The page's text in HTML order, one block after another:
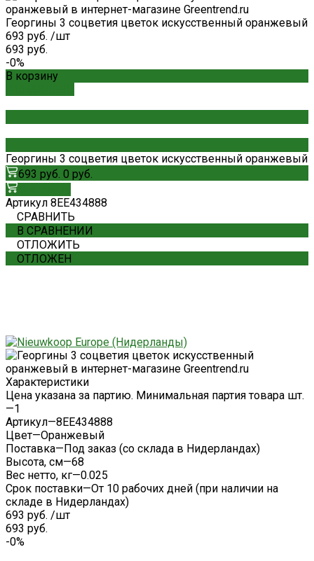
Георгины 3 соцветия цветок искусственный оранжевый
693 руб. /шт
693 руб.
-0%
В корзину
Георгины 3 соцветия цветок искусственный оранжевый
693 руб. 0 руб.
Артикул 8EE434888
СРАВНИТЬ
В СРАВНЕНИИ
ОТЛОЖИТЬ
ОТЛОЖЕН
Характеристики
Цена указана за партию. Минимальная партия товара шт.
—1
Артикул—8EE434888
Цвет—Оранжевый
Поставка—Под заказ (со склада в Нидерландах)
Высота, см—68
Вес нетто, кг—0.025
Срок поставки—От 10 рабочих дней (при наличии на
складе в Нидерландах)
693 руб. /шт
693 руб.
-0%